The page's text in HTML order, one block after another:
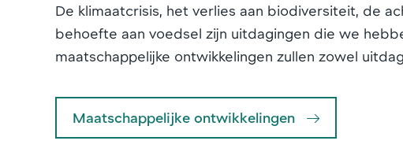
De klimaatcrisis, het verlies aan biodiversiteit, de
behoefte aan voedsel zijn uitdagingen die we
maatschappelijke ontwikkelingen zullen zowel
Maatschappelijke ontwikkelingen